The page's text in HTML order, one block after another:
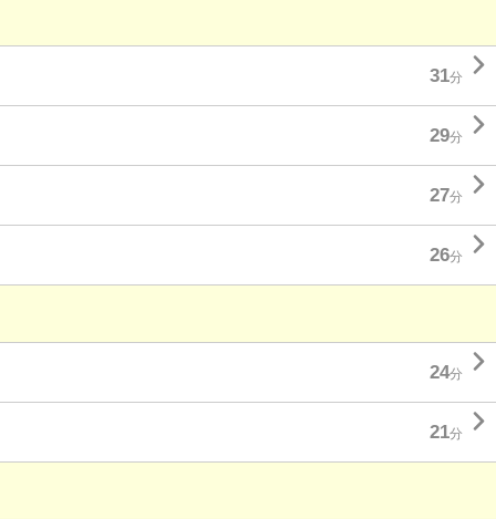
31分 
29分 
27分 
26分 
24分 
21分 